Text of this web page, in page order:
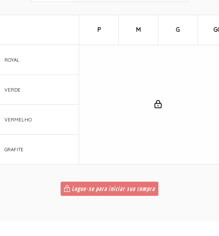
ROYAL
VERDE
VERMELHO
GRAFITE
P M G
Logue-se para iniciar sua compra